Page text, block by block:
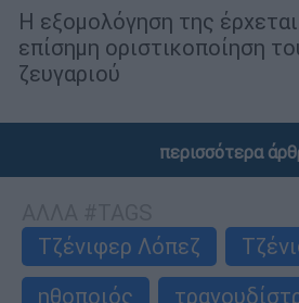
Η εξομολόγηση της
επίσημη οριστικοποίηση
ζευγαριού
περισσότερα
Τζένιφερ Λόπεζ
ηθοποιός